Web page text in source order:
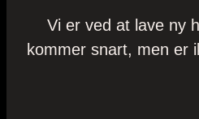
Vi er ved at lave ny
kommer snart, men er